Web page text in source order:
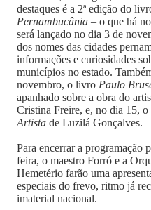
destaques é a 2ª edição do
Pernambucânia – o que há
será lançado no dia 3 de
dos nomes das cidades
informações e curiosidades
municípios no estado.
novembro, o livro Paulo
apanhado sobre a obra do
Cristina Freire, e, no dia 15, o
Artista de Luzilá Gonçalves.
Para encerrar a programação
feira, o maestro Forró e a
Hemetério farão uma
especiais do frevo, ritmo já
imaterial nacional.